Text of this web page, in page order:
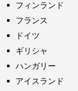
フィンランド
フランス
ドイツ
ギリシャ
ハンガリー
アイスランド